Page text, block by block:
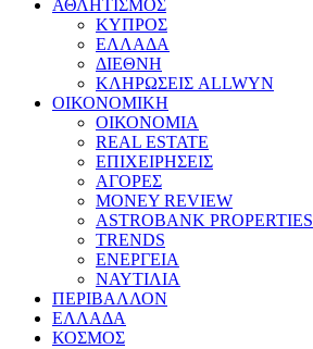
ΑΘΛΗΤΙΣΜΟΣ
ΚΥΠΡΟΣ
ΕΛΛΑΔΑ
ΔΙΕΘΝΗ
ΚΛΗΡΩΣΕΙΣ ALLWYN
ΟΙΚΟΝΟΜΙΚΗ
ΟΙΚΟΝΟΜΙΑ
REAL ESTATE
ΕΠΙΧΕΙΡΗΣΕΙΣ
ΑΓΟΡΕΣ
MONEY REVIEW
ASTROBANK PROPERTIES
TRENDS
ΕΝΕΡΓΕΙΑ
ΝΑΥΤΙΛΙΑ
ΠΕΡΙΒΑΛΛΟΝ
ΕΛΛΑΔΑ
ΚΟΣΜΟΣ